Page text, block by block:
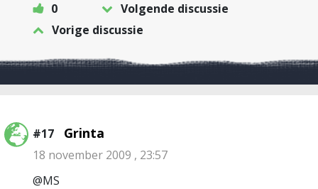
0
Volgende discussie
Vorige discussie
#17 Grinta
18 november 2009 , 23:57
@MS